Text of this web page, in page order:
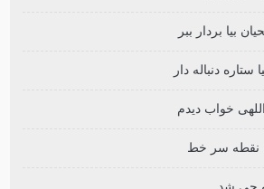
بیا بردار ببر
ستاره دنباله دار
خواب دیدم
نقطه سر خط